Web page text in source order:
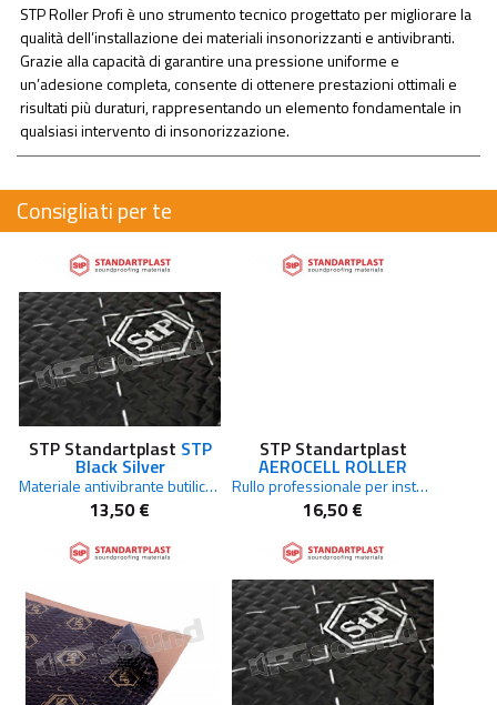
STP Roller Profi è uno strumento tecnico progettato per migliorare la
qualità dell’installazione dei materiali insonorizzanti e antivibranti.
Grazie alla capacità di garantire una pressione uniforme e
un’adesione completa, consente di ottenere prestazioni ottimali e
risultati più duraturi, rappresentando un elemento fondamentale in
qualsiasi intervento di insonorizzazione.
Consigliati per te
STP Standartplast STP
Black Silver
Materiale antivibrante butilico foglio singolo 750 x 500 mm
13,50 €
STP Standartplast
AEROCELL ROLLER
Rullo professionale per installazione materiali insonorizzanti e antivibranti
16,50 €